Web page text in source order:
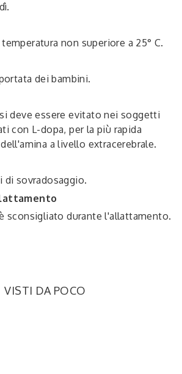
non superiore a 25° C.
dei bambini.
deve essere evitato nei soggetti
con L-dopa, per la più rapida
a livello extracerebrale.
di sovradosaggio.
sconsigliato durante l'allattamento.
VISTI DA POCO